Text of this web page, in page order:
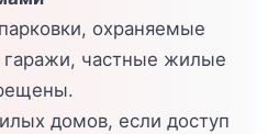
охраняемые
гаражи, частные жилые
домов, если доступ